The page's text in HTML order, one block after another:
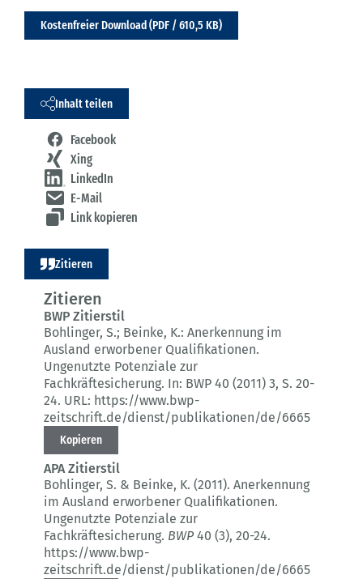
Kostenfreier Download (PDF / 610,5 KB)
Inhalt teilen
Facebook
Xing
LinkedIn
E-Mail
Link kopieren
Zitieren
Zitieren
BWP Zitierstil
Bohlinger, S.; Beinke, K.: Anerkennung im
Ausland erworbener Qualifikationen.
Ungenutzte Potenziale zur
Fachkräftesicherung. In: BWP 40 (2011) 3, S. 20-
24. URL: https://www.bwp-
zeitschrift.de/dienst/publikationen/de/6665
Kopieren
APA Zitierstil
Bohlinger, S. & Beinke, K. (2011). Anerkennung
im Ausland erworbener Qualifikationen.
Ungenutzte Potenziale zur
Fachkräftesicherung. BWP40 (3), 20-24.
https://www.bwp-
zeitschrift.de/dienst/publikationen/de/6665